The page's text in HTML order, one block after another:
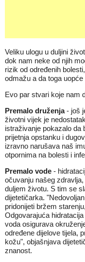
Veliku ulogu u duljini
dok nam neke od njih
rizik od određenih
odmažu a da toga
Evo par stvari koje nam
Premalo druženja- još
životni vijek je
istraživanje pokazalo da
prijetnja opstanku i
izravno narušava naš
otpornima na bolesti i
Premalo vode -
očuvanju našeg
duljem životu. S tim se
dijetetičarka.
pridonijeti bržem
Odgovarajuća
voda osigurava
određene dijelove tijela,
kožu", objašnjava
znanost.